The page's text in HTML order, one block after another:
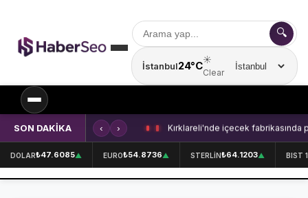
🔍
İstanbul24°C☀️
Clear
Şehir seçin
SPOR
SPOR HABERLERİ
SON DAKİKA ‹ › Kırklareli'nde içecek fabrikasında
DOLAR₺47.6085▲ EURO₺54.8736▲ STERLİN₺64.1203▲ BIST